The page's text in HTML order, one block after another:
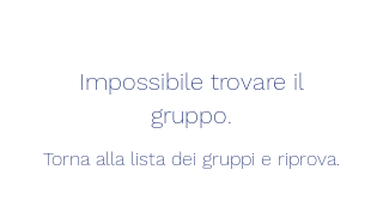
Impossibile trovare il
gruppo.
Torna alla lista dei gruppi e riprova.